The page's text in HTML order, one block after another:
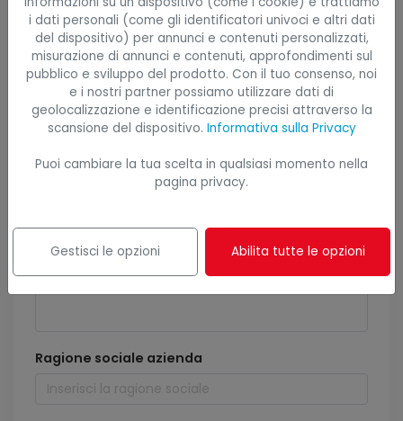
Scopri prezzi, disponibilità e soluzioni su misura
per la tua azienda. Ti rispondiamo
velocemente, senza impegno.
Richiesta
Ragione sociale azienda
i dati personali (come gli identificatori univoci e altri dati
del dispositivo) per annunci e contenuti personalizzati,
misurazione di annunci e contenuti, approfondimenti sul
pubblico e sviluppo del prodotto. Con il tuo consenso, noi
e i nostri partner possiamo utilizzare dati di
geolocalizzazione e identificazione precisi attraverso la
scansione del dispositivo. Informativa sulla Privacy
Puoi cambiare la tua scelta in qualsiasi momento nella
pagina privacy.
Gestisci le opzioni Abilita tutte le opzioni